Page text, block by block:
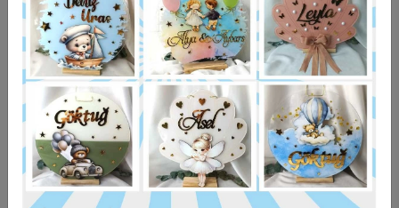
Hızlı Gönderi Güvenli Alışveriş İade ve Değişim